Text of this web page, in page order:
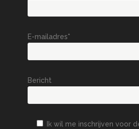
E-mailadres*
Bericht
Ik wil me inschrijven voor